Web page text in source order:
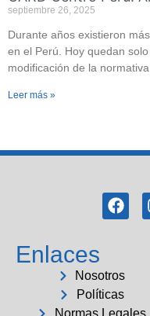
septiembre 26, 2025
Durante años existieron
en el Perú. Hoy quedan
modificación de la
Leer más »
Enlaces
Nosotros
Políticas
Normas Legales